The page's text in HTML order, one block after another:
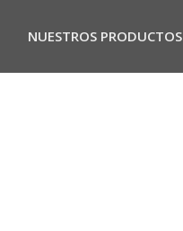
NUESTROS PRODUCTOS